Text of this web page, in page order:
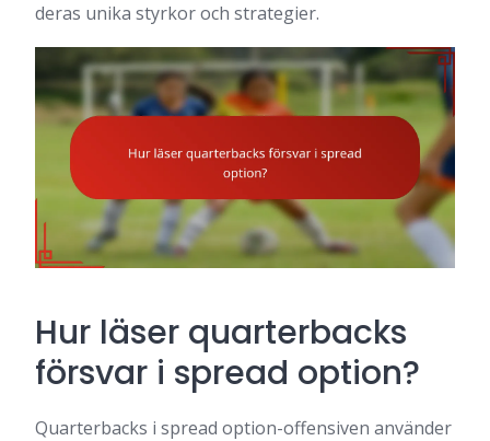
deras unika styrkor och strategier.
Hur läser quarterbacks
försvar i spread option?
Quarterbacks i spread option-offensiven använder